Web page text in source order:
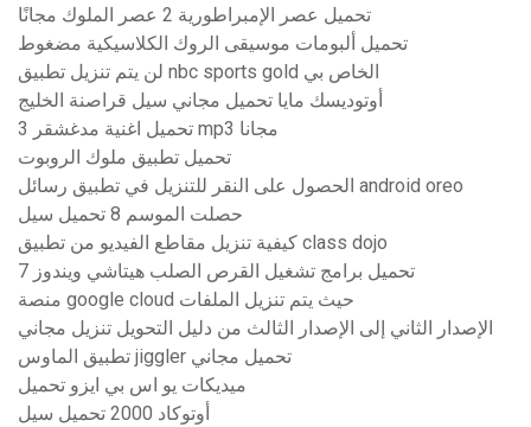
تحميل عصر الإمبراطورية 2 عصر الملوك مجانًا
تحميل ألبومات موسيقى الروك الكلاسيكية مضغوط
لن يتم تنزيل تطبيق nbc sports gold الخاص بي
أوتوديسك مايا تحميل مجاني سيل قراصنة الخليج
تحميل اغنية مدغشقر 3 mp3 مجانا
تحميل تطبيق ملوك الروبوت
الحصول على النقر للتنزيل في تطبيق رسائل android oreo
حصلت الموسم 8 تحميل سيل
كيفية تنزيل مقاطع الفيديو من تطبيق class dojo
تحميل برامج تشغيل القرص الصلب هيتاشي ويندوز 7
منصة google cloud حيث يتم تنزيل الملفات
الإصدار الثاني إلى الإصدار الثالث من دليل التحويل تنزيل مجاني
تطبيق الماوس jiggler تحميل مجاني
ميديكات يو اس بي ايزو تحميل
أوتوكاد 2000 تحميل سيل